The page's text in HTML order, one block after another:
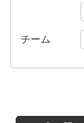
チーム